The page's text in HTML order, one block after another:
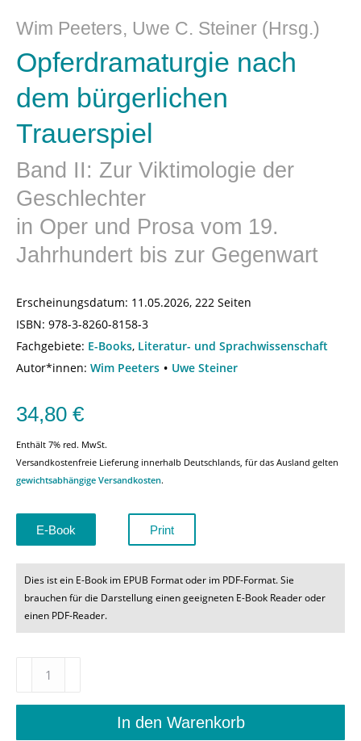
Wim Peeters, Uwe C. Steiner (Hrsg.)
Opferdramaturgie nach
dem bürgerlichen
Trauerspiel
Band II: Zur Viktimologie der
Geschlechter
in Oper und Prosa vom 19.
Jahrhundert bis zur Gegenwart
Erscheinungsdatum: 11.05.2026, 222 Seiten
ISBN: 978-3-8260-8158-3
Fachgebiete: E-Books, Literatur- und Sprachwissenschaft
Autor*innen: Wim Peeters Uwe Steiner
34,80 €
Enthält 7% red. MwSt.
Versandkostenfreie Lieferung innerhalb Deutschlands, für das Ausland gelten
gewichtsabhängige Versandkosten.
E-Book Print
Dies ist ein E-Book im EPUB Format oder im PDF-Format. Sie
brauchen für die Darstellung einen geeigneten E-Book Reader oder
einen PDF-Reader.
Trauerspiel
In den Warenkorb